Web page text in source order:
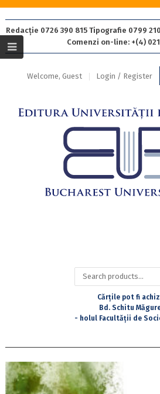
Redacție 0726 390 815 Tipografie 0799
Comenzi on-line: +(4)
Welcome, Guest Login / Register
Search
for:
Cărțile pot fi
Bd. Schitu
- holul Facultății de